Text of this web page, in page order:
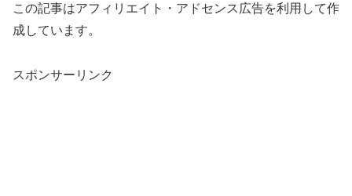
この記事はアフィリエイト・アドセンス広告を利用して作
成しています。
スポンサーリンク